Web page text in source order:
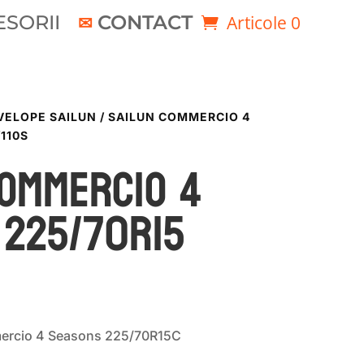
CONTACT Articole 0
SAILUN / SAILUN COMMERCIO 4
4
70R15
4 Seasons 225/70R15C